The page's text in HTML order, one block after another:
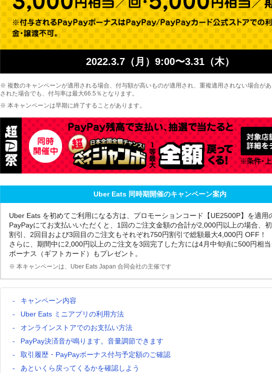
2022.3.7（月）9:00〜3.31（木）
※ 複数のキャンペーンが適用される場合、付与額が高いものが適用され、重複適用されない場合が
された場合でも、付与率は最大66.5％となります。
※ 本キャンペーンは早期に終了することがあります。
Uber Eats 同時期開催のキャンペーン案内
Uber Eats を初めてご利用になる方は、プロモーションコード【UE2500P】を適用
PayPayにてお支払いいただくと、1回のご注文金額の合計が2,000円以上の場合、
割引、2回目および3回目のご注文もそれぞれ750円割引で総額最大4,000円 OFF！
さらに、期間中に2,000円以上のご注文を3回完了した方には4月中旬頃に500円相
ボーナス（ギフトカード）もプレゼント。
※ 本キャンペーンは、Uber Eats Japan 合同会社の主催です
キャンペーン内容
Uber Eats ミニアプリの利用方法
オンラインストアでのお支払い方法
PayPay決済音が鳴ります。音量調節できます
取引履歴・PayPayボーナス付与予定額のご確認
あといくら戻ってくるかを確認しよう